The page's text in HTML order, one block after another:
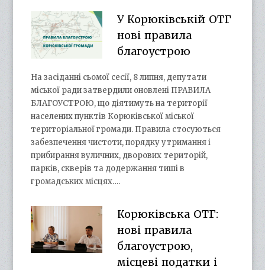
У Корюківській ОТГ
нові правила
благоустрою
На засіданні сьомої сесії, 8 липня, депутати
міської ради затвердили оновлені ПРАВИЛА
БЛАГОУСТРОЮ, що діятимуть на території
населених пунктів Корюківської міської
територіальної громади. Правила стосуються
забезпечення чистоти, порядку утримання і
прибирання вуличних, дворових територій,
парків, скверів та додержання тиші в
громадських місцях….
Корюківська ОТГ:
нові правила
благоустрою,
місцеві податки і